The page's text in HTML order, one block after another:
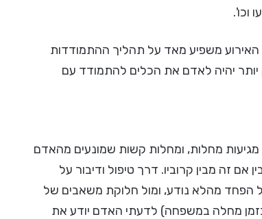
וכו'.
משפיע מאד על תהליך ההתמודדות
יהיה לאדם את הכלים להתמודד עם
מגיעות מחלות, ומחלות קשות שמונעים מהאדם
זה מבין קרוביו. דרך טיפול ודיבור על
הפחד מהלא נודע, ומול חלוקת משאבים של
מחלה במשפחה) לדעתי האדם יודע את